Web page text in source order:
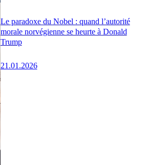
Le paradoxe du Nobel : quand l’autorité
morale norvégienne se heurte à Donald
Trump
21.01.2026